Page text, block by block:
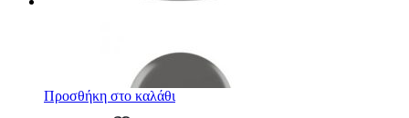
Προσθήκη στο καλάθι